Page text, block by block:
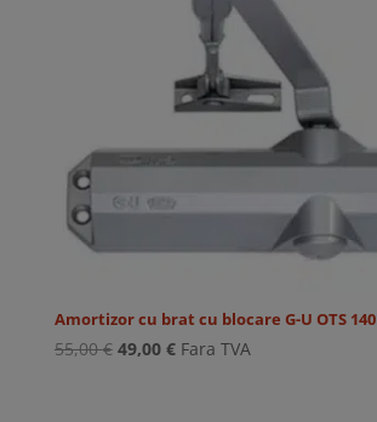
Amortizor cu brat cu blocare G-U OTS 140
55,00€ Prețul
49,00 €Prețul
Fara TVA